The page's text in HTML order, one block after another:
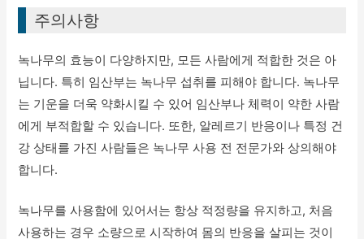
주의사항
녹나무의 효능이 다양하지만, 모든 사람에게 적합한 것은 아
닙니다. 특히 임산부는 녹나무 섭취를 피해야 합니다. 녹나무
는 기운을 더욱 약화시킬 수 있어 임산부나 체력이 약한 사람
에게 부적합할 수 있습니다. 또한, 알레르기 반응이나 특정 건
강 상태를 가진 사람들은 녹나무 사용 전 전문가와 상의해야
합니다.
녹나무를 사용함에 있어서는 항상 적정량을 유지하고, 처음
사용하는 경우 소량으로 시작하여 몸의 반응을 살피는 것이